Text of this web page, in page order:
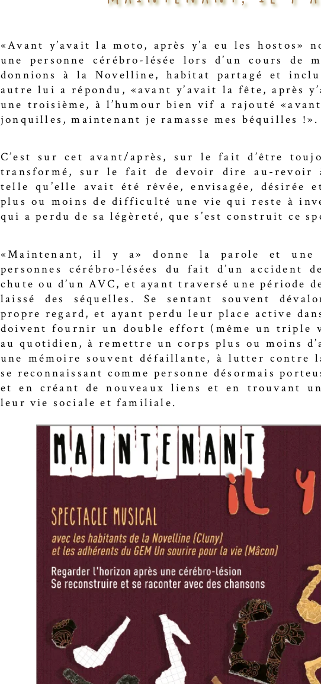
«Avant y’avait la moto, après y’a eu les hostos»
une personne cérébro-lésée lors d’un cours de
donnions à la Novelline, habitat partagé et
autre lui a répondu, «avant y’avait la fête, après
une troisième, à l’humour bien vif a rajouté «avant
jonquilles, maintenant je ramasse mes béquilles !».
C’est sur cet avant/après, sur le fait d’être
transformé, sur le fait de devoir dire au-revoir
telle qu’elle avait été rêvée, envisagée, désirée
plus ou moins de difficulté une vie qui reste à
qui a perdu de sa légèreté, que s’est construit ce
«Maintenant, il y a» donne la parole et
personnes cérébro-lésées du fait d’un accident
chute ou d’un AVC, et ayant traversé une période
laissé des séquelles. Se sentant souvent
propre regard, et ayant perdu leur place active
doivent fournir un double effort (même un triple
au quotidien, à remettre un corps plus ou moins
une mémoire souvent défaillante, à lutter contre
se reconnaissant comme personne désormais
et en créant de nouveaux liens et en trouvant
leur vie sociale et familiale.